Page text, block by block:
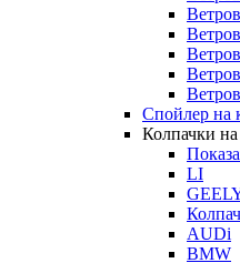
Спойлер на
Колпачки на
LI
AUDi
BMW